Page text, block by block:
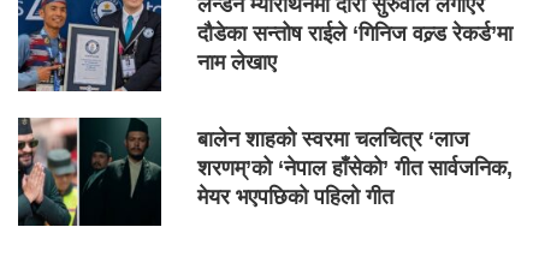
लन्डन म्याराथनमा दौरा सुरुवाल लगाएर
दौडेका सन्तोष राईले ‘गिनिज वल्र्ड रेकर्ड’मा
नाम लेखाए
बालेन शाहको स्वरमा चलचित्र ‘लाज
शरणम्’को ‘नेपाल हाँसेको’ गीत सार्वजनिक,
मेयर भएपछिको पहिलो गीत